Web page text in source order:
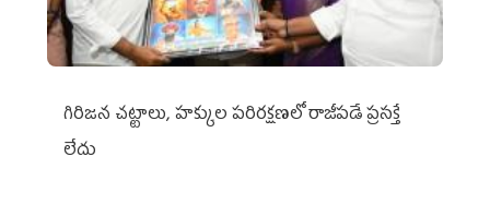
గిరిజన చట్టాలు, హక్కుల పరిరక్షణలో రాజీపడే ప్రసక్తే
లేదు